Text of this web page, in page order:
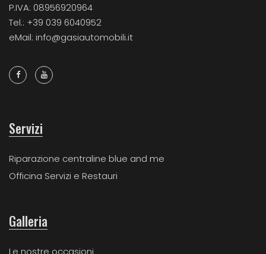
P.IVA: 08956920964
Tel.: +39 039 6040952
eMail: info@gasiautomobili.it
Servizi
Riparazione centraline blue and me
Officina Servizi e Restauri
Galleria
Le nostre occasioni